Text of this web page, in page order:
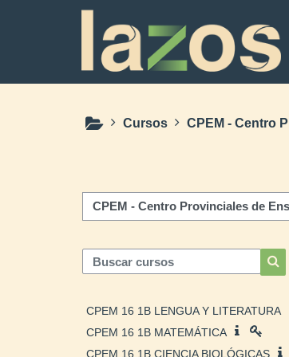
Cursos CPEM - Centro
Categorías
Buscar cursos
CPEM 16 1B LENGUA Y LITERATURA
CPEM 16 1B MATEMÁTICA
CPEM 16 1B CIENCIA BIOLÓGICAS